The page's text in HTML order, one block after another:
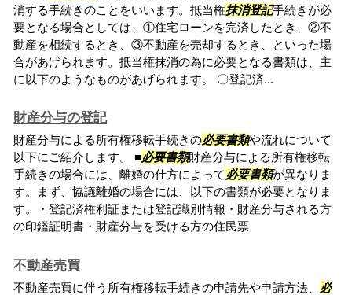
消する手続きのことをいいます。抵当権抹消登記手続きが必
要となる場合としては、①住宅ローンを完済したとき、②不
動産を相続するとき、③不動産を売却するとき、といった場
合があげられます。抵当権抹消の為に必要となる書類は、主
に以下のようなものがあげられます。 〇登記済...
財産分与の登記
財産分与による所有権移転手続きの必要書類や流れについて
以下にご紹介します。 ■必要書類財産分与による所有権移転
手続きの場合には、離婚の仕方によって必要書類が異なりま
す。まず、協議離婚の場合には、以下の書類が必要となりま
す。・登記済権利証または登記識別情報・財産分与される方
の印鑑証明書・財産分与を受ける方の住民票
不動産売買
不動産売買に伴う所有権移転手続きの申請先や申請方法、
必